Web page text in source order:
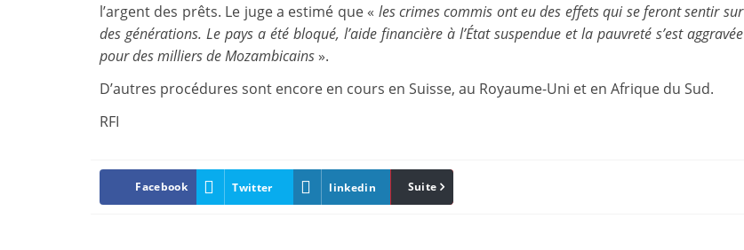
l’argent des prêts. Le juge a estimé que « les crimes commis ont eu des effets qui se feront sentir sur
des générations. Le pays a été bloqué, l’aide financière à l’État suspendue et la pauvreté s’est aggravée
pour des milliers de Mozambicains ».
D’autres procédures sont encore en cours en Suisse, au Royaume-Uni et en Afrique du Sud.
RFI
Facebook Twitter linkedin Pinterest
Suite